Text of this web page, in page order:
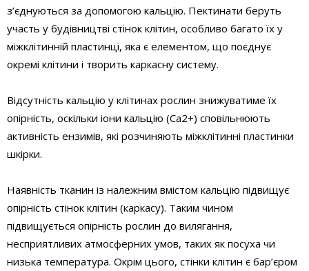
з’єднуються за допомогою кальцію. Пектинати беруть
участь у будівництві стінок клітин, особливо багато їх у
міжклітинній пластинці, яка є елементом, що поєднує
окремі клітини і творить каркасну систему.
Відсутність кальцію у клітинах рослин знижуватиме їх
опірність, оскільки іони кальцію (Ca2+) сповільнюють
активність ензимів, які розчиняють міжклітинні пластинки
шкірки.
Наявність тканин із належним вмістом кальцію підвищує
опірність стінок клітин (каркасу). Таким чином
підвищується опірність рослин до вилягання,
несприятливих атмосферних умов, таких як посуха чи
низька температура. Окрім цього, стінки клітин є бар’єром